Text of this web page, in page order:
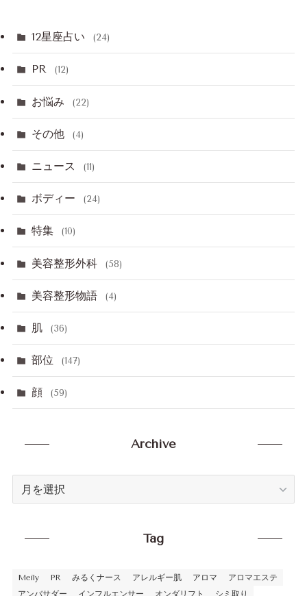
12星座占い (24)
PR (12)
お悩み (22)
その他 (4)
ニュース (11)
ボディー (24)
特集 (10)
美容整形外科 (58)
美容整形物語 (4)
肌 (36)
部位 (147)
顔 (59)
Archive
Archive
Tag
Meily PR みるくナース アレルギー肌 アロマ
アロマエステ